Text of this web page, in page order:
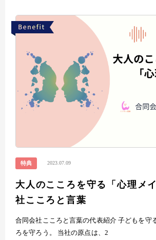
特典 2023.07.09
大人のこころを守る「心理メ
社こころと言葉
合同会社こころと言葉の代表紹介 子どもを守るため、大人のここ
ろを守ろう。 当社の原点は、2